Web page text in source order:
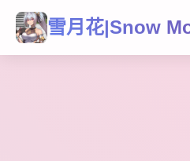
雪月花|Snow